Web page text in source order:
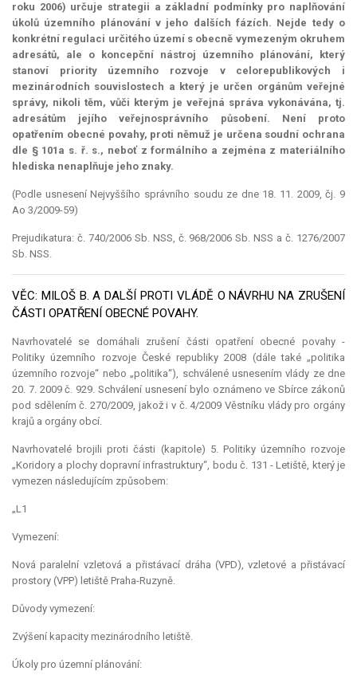
roku 2006) určuje strategii a základní podmínky pro naplňování
úkolů územního plánování v jeho dalších fázích. Nejde tedy o
konkrétní regulaci určitého území s obecně vymezeným okruhem
adresátů, ale o koncepční nástroj územního plánování, který
stanoví priority územního rozvoje v celorepublikových i
mezinárodních souvislostech a který je určen orgánům veřejné
správy, nikoli těm, vůči kterým je veřejná správa vykonávána, tj.
adresátům jejího veřejnosprávního působení. Není proto
opatřením obecné povahy, proti němuž je určena soudní ochrana
dle § 101a s. ř. s., neboť z formálního a zejména z materiálního
hlediska nenaplňuje jeho znaky.
(Podle usnesení Nejvyššího správního soudu ze dne 18. 11. 2009, čj. 9
Ao 3/2009-59)
Prejudikatura: č. 740/2006 Sb. NSS, č. 968/2006 Sb. NSS a č. 1276/2007
Sb. NSS.
VĚC: MILOŠ B. A DALŠÍ PROTI VLÁDĚ O NÁVRHU NA ZRUŠENÍ
ČÁSTI OPATŘENÍ OBECNÉ POVAHY.
Navrhovatelé se domáhali zrušení části opatření obecné povahy -
Politiky územního rozvoje České republiky 2008 (dále také „politika
územního rozvoje“ nebo „politika“), schválené usnesením vlády ze dne
20. 7. 2009 č. 929. Schválení usnesení bylo oznámeno ve Sbírce zákonů
pod sdělením č. 270/2009, jakož i v č. 4/2009 Věstníku vlády pro orgány
krajů a orgány obcí.
Navrhovatelé brojili proti části (kapitole) 5. Politiky územního rozvoje
„Koridory a plochy dopravní infrastruktury“, bodu č. 131 - Letiště, který je
vymezen následujícím způsobem:
„L1
Vymezení:
Nová paralelní vzletová a přistávací dráha (VPD), vzletové a přistávací
prostory (VPP) letiště Praha-Ruzyně.
Důvody vymezení:
Zvýšení kapacity mezinárodního letiště.
Úkoly pro územní plánování: